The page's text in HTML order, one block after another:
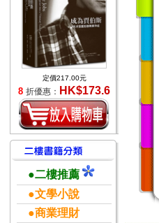
定價217.00元
8 折優惠： HK$173.6
●二樓推薦
●文學小說
●商業理財